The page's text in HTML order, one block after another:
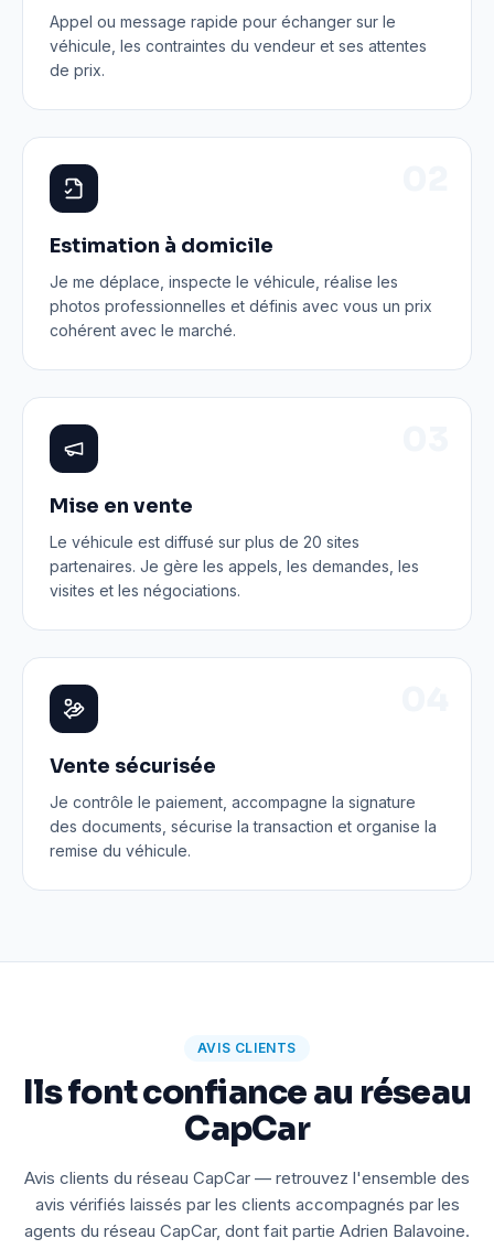
Appel ou message rapide pour échanger sur le
véhicule, les contraintes du vendeur et ses attentes
de prix.
Estimation à domicile
Je me déplace, inspecte le véhicule, réalise les
photos professionnelles et définis avec vous un prix
cohérent avec le marché.
Mise en vente
Le véhicule est diffusé sur plus de 20 sites
partenaires. Je gère les appels, les demandes, les
visites et les négociations.
Vente sécurisée
Je contrôle le paiement, accompagne la signature
des documents, sécurise la transaction et organise la
remise du véhicule.
AVIS CLIENTS
Ils font confiance au réseau
CapCar
Avis clients du réseau CapCar — retrouvez l'ensemble des
avis vérifiés laissés par les clients accompagnés par les
agents du réseau CapCar, dont fait partie Adrien Balavoine.